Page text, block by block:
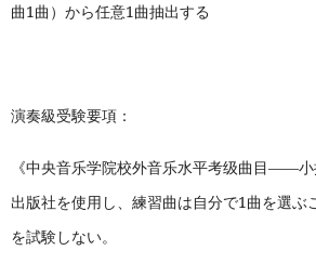
曲1曲）から任意1曲抽出する
演奏級受験要項：
《中央音乐学院校外音乐水平考级曲目——
出版社を使用し、練習曲は自分で1曲を選ぶ
を試験しない。